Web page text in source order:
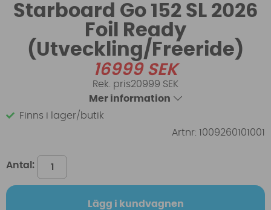
Starboard Go 152 SL 2026
Foil Ready
(Utveckling/Freeride)
16999SEK
20999 SEK
Mer information
Finns i lager/butik
Artnr: 1009260101001
Antal:
Lägg i kundvagnen